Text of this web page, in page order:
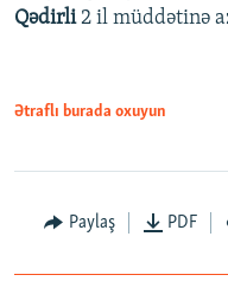
Qədirli2 il müddətinə
Ətraflı burada oxuyun
Paylaş PDF